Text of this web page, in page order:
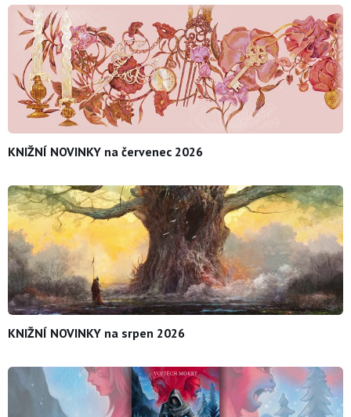
KNIŽNÍ NOVINKY na červenec 2026
KNIŽNÍ NOVINKY na srpen 2026